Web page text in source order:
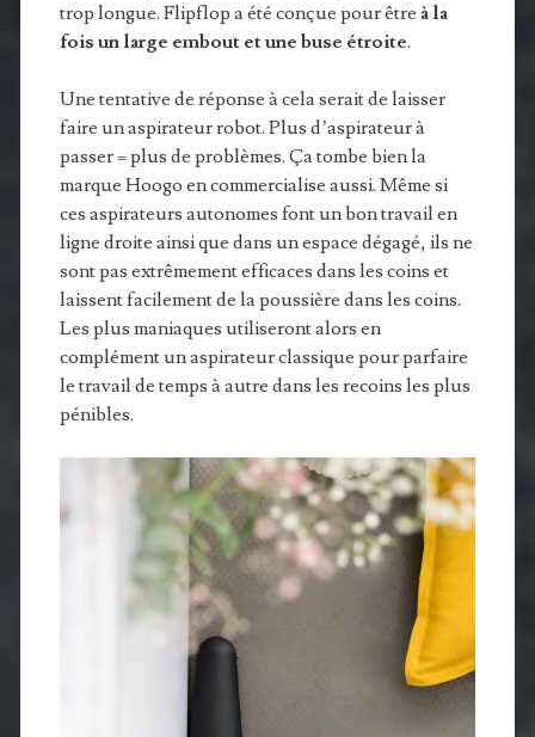
trop longue. Flipflop a été conçue pour être à la
fois un large embout et une buse étroite.
Une tentative de réponse à cela serait de laisser
faire un aspirateur robot. Plus d’aspirateur à
passer = plus de problèmes. Ça tombe bien la
marque Hoogo en commercialise aussi. Même si
ces aspirateurs autonomes font un bon travail en
ligne droite ainsi que dans un espace dégagé, ils ne
sont pas extrêmement efficaces dans les coins et
laissent facilement de la poussière dans les coins.
Les plus maniaques utiliseront alors en
complément un aspirateur classique pour parfaire
le travail de temps à autre dans les recoins les plus
pénibles.